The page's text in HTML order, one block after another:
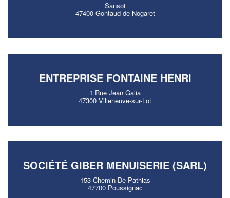
Sansot
47400 Gontaud-de-Nogaret
ENTREPRISE FONTAINE HENRI
1 Rue Jean Galia
47300 Villeneuve-sur-Lot
SOCIÉTÉ GIBER MENUISERIE (SARL)
153 Chemin De Pathias
47700 Poussignac